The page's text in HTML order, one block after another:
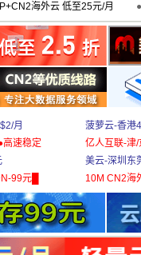
海外云 低至25元/月 ●
月
高速稳定
99元█
菠萝云-香港
亿人互联-津
美云-深圳东
10M CN2海